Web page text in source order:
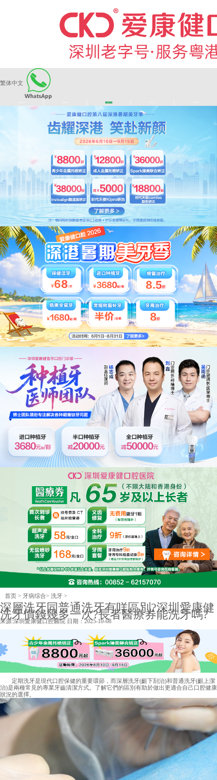
繁体中文
长者医疗券
首页 > 牙病综合> 洗牙 >
深層洗牙同普通洗牙有咩區別?深圳愛康健
洗牙價錢幾多一次?長者醫療券能洗牙嗎?
来源:深圳愛康健口腔醫院 日期：2025-10-08
定期洗牙是現代口腔保健的重要環節，而深層洗牙(齦下刮治)和普通洗牙(齦上潔
治)是兩種常見的專業牙齒清潔方式。了解它們的區別有助於做出更適合自己口腔健康
狀況的選擇。